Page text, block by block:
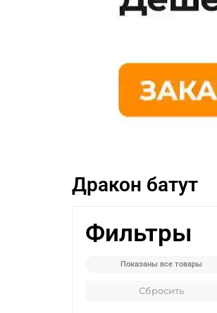
Дракон батут
Фильтры
Показаны все товары
Сбросить